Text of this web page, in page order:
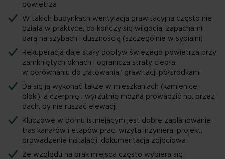
powietrza
W takich budynkach wentylacja grawitacyjna często nie
działa w praktyce, co kończy się wilgocią, zapachami,
parą na szybach i dusznością (szczególnie w sypialni)
Rekuperacja daje stały dopływ świeżego powietrza przy
zamkniętych oknach i ogranicza straty ciepła
w porównaniu do „ratowania” grawitacji półśrodkami
Da się ją wykonać także w mieszkaniach (kamienice,
bloki), a czerpnię i wyrzutnię można prowadzić np. przez
dach, by nie ruszać elewacji
Kluczowe w domu istniejącym jest dobre zaplanowanie
tras kanałów i etapów prac: wizyta inżyniera, projekt,
prowadzenie instalacji, dokumentacja zdjęciowa
Ze względu na brak miejsca często wybiera się